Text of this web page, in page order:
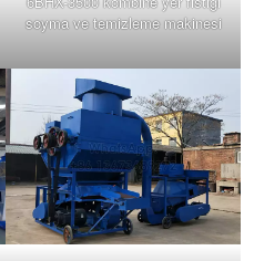
soyma ve temizleme makinesi